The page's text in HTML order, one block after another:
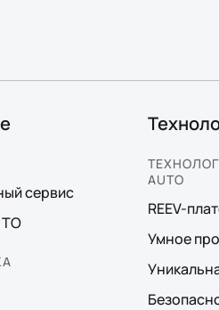
сервис
ТО
AUTO
REEV-
Умное